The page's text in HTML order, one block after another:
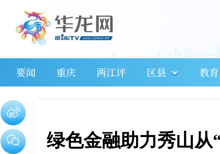
要闻 重庆 两江评 区县 教育
绿色金融助力秀山从